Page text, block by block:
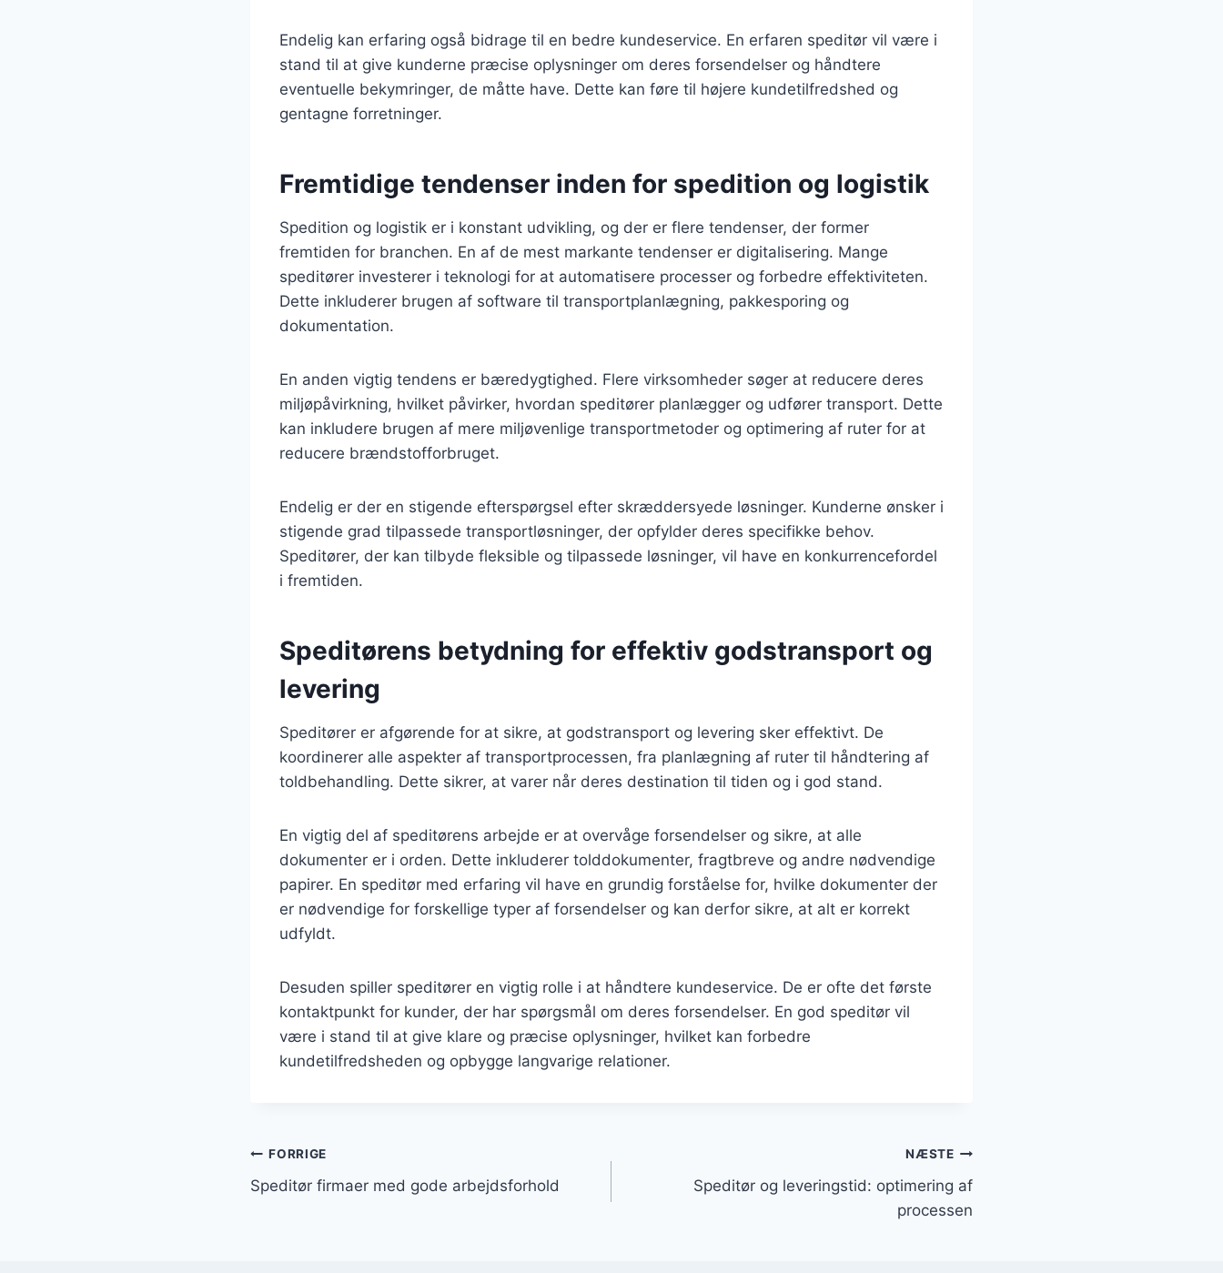
Endelig kan erfaring også bidrage til en bedre kundeservice. En erfaren speditør vil være i
stand til at give kunderne præcise oplysninger om deres forsendelser og håndtere
eventuelle bekymringer, de måtte have. Dette kan føre til højere kundetilfredshed og
gentagne forretninger.
Fremtidige tendenser inden for spedition og logistik
Spedition og logistik er i konstant udvikling, og der er flere tendenser, der former
fremtiden for branchen. En af de mest markante tendenser er digitalisering. Mange
speditører investerer i teknologi for at automatisere processer og forbedre effektiviteten.
Dette inkluderer brugen af software til transportplanlægning, pakkesporing og
dokumentation.
En anden vigtig tendens er bæredygtighed. Flere virksomheder søger at reducere deres
miljøpåvirkning, hvilket påvirker, hvordan speditører planlægger og udfører transport. Dette
kan inkludere brugen af mere miljøvenlige transportmetoder og optimering af ruter for at
reducere brændstofforbruget.
Endelig er der en stigende efterspørgsel efter skræddersyede løsninger. Kunderne ønsker i
stigende grad tilpassede transportløsninger, der opfylder deres specifikke behov.
Speditører, der kan tilbyde fleksible og tilpassede løsninger, vil have en konkurrencefordel
i fremtiden.
Speditørens betydning for effektiv godstransport og
levering
Speditører er afgørende for at sikre, at godstransport og levering sker effektivt. De
koordinerer alle aspekter af transportprocessen, fra planlægning af ruter til håndtering af
toldbehandling. Dette sikrer, at varer når deres destination til tiden og i god stand.
En vigtig del af speditørens arbejde er at overvåge forsendelser og sikre, at alle
dokumenter er i orden. Dette inkluderer tolddokumenter, fragtbreve og andre nødvendige
papirer. En speditør med erfaring vil have en grundig forståelse for, hvilke dokumenter der
er nødvendige for forskellige typer af forsendelser og kan derfor sikre, at alt er korrekt
udfyldt.
Desuden spiller speditører en vigtig rolle i at håndtere kundeservice. De er ofte det første
kontaktpunkt for kunder, der har spørgsmål om deres forsendelser. En god speditør vil
være i stand til at give klare og præcise oplysninger, hvilket kan forbedre
kundetilfredsheden og opbygge langvarige relationer.
Indlægsnavigation
FORRIGE
Speditør firmaer med gode arbejdsforhold
NÆSTE
Speditør og leveringstid: optimering af
processen